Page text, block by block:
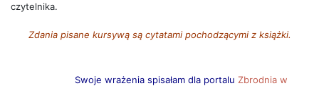
czytelnika.
Zdania pisane kursywą są cytatami pochodzącymi z książki.
Swoje wrażenia spisałam dla portalu Zbrodnia w